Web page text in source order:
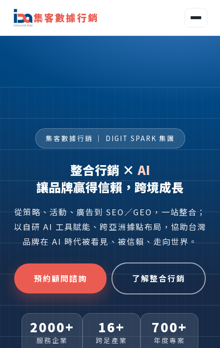
集客數據行銷
集客數據行銷 ｜ DIGIT SPARK 集團
整合行銷 × AI
讓品牌贏得信賴，跨境成長
從策略、活動、廣告到 SEO／GEO，一站整合；
以自研 AI 工具賦能、跨亞洲據點布局，協助台灣
品牌在 AI 時代被看見、被信賴、走向世界。
預約顧問諮詢 了解整合行銷
2000+
服務企業
16+
跨足產業
700+
年度專案